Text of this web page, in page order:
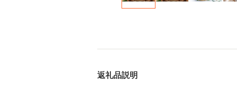
返礼品説明